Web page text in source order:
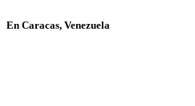
En Caracas, Venezuela